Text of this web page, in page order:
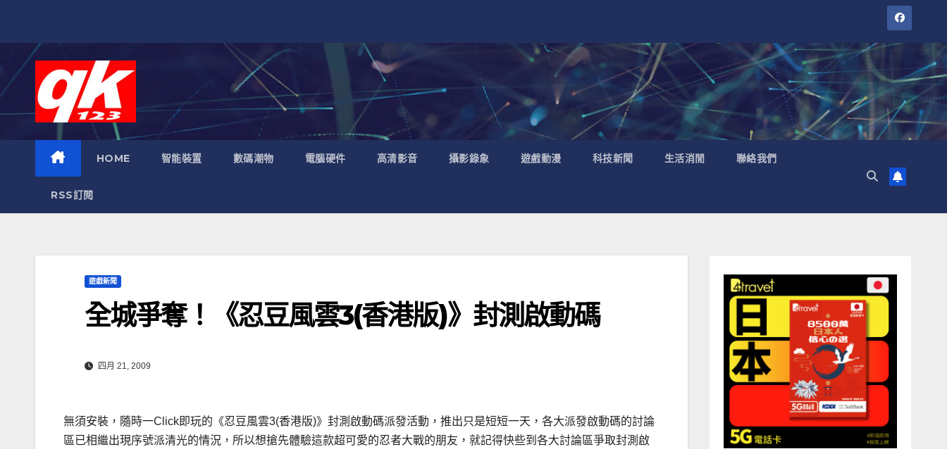
HOME 智能裝置 數碼潮物 電腦硬件 高清影音 攝影錄象 遊戲動漫 科技新聞 生活消閒 聯絡我們
RSS訂閱
遊戲新聞
全城爭奪！《忍豆風雲3(香港版)》封測啟動碼
四月 21, 2009
無須安裝，隨時一Click即玩的《忍豆風雲3(香港版)》封測啟動碼派發活動，推出只是短短一天，各大派發啟動碼的討論
區已相繼出現序號派清光的情況，所以想搶先體驗這款超可愛的忍者大戰的朋友，就記得快些到各大討論區爭取封測啟